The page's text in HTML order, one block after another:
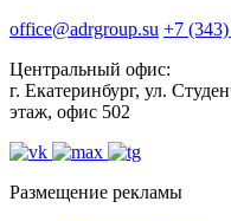
office@adrgroup.su +7
Центральный офис:
г. Екатеринбург, ул.
этаж, офис 502
Размещение рекламы